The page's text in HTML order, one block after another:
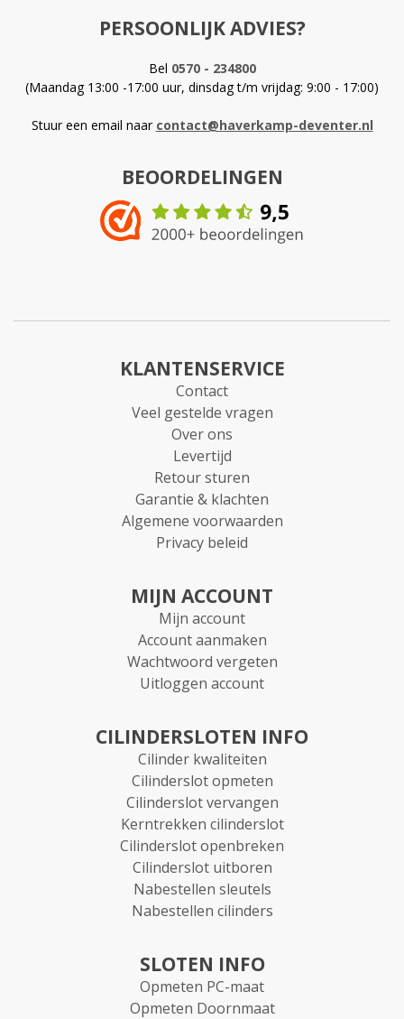
PERSOONLIJK ADVIES?
Bel 0570 - 234800
(Maandag 13:00 -17:00 uur, dinsdag t/m vrijdag: 9:00 - 17:00)
Stuur een email naar contact@haverkamp-deventer.nl
BEOORDELINGEN
KLANTENSERVICE
Contact
Veel gestelde vragen
Over ons
Levertijd
Retour sturen
Garantie & klachten
Algemene voorwaarden
Privacy beleid
MIJN ACCOUNT
Mijn account
Account aanmaken
Wachtwoord vergeten
Uitloggen account
CILINDERSLOTEN INFO
Cilinder kwaliteiten
Cilinderslot opmeten
Cilinderslot vervangen
Kerntrekken cilinderslot
Cilinderslot openbreken
Cilinderslot uitboren
Nabestellen sleutels
Nabestellen cilinders
SLOTEN INFO
Opmeten PC-maat
Opmeten Doornmaat